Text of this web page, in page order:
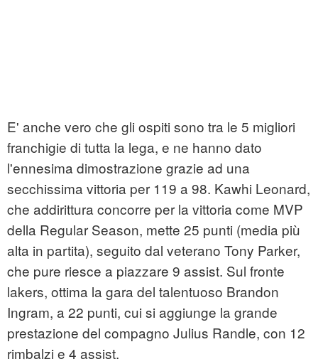
E' anche vero che gli ospiti sono tra le 5 migliori
franchigie di tutta la lega, e ne hanno dato
l'ennesima dimostrazione grazie ad una
secchissima vittoria per 119 a 98. Kawhi Leonard,
che addirittura concorre per la vittoria come MVP
della Regular Season, mette 25 punti (media più
alta in partita), seguito dal veterano Tony Parker,
che pure riesce a piazzare 9 assist. Sul fronte
lakers, ottima la gara del talentuoso Brandon
Ingram, a 22 punti, cui si aggiunge la grande
prestazione del compagno Julius Randle, con 12
rimbalzi e 4 assist.